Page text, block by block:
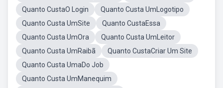
Quanto CustaO Login
Quanto Custa UmLogotipo
Quanto Custa UmSite
Quanto CustaEssa
Quanto Custa UmOra
Quanto Custa UmLeitor
Quanto Custa UmRaibã
Quanto CustaCriar Um Site
Quanto Custa UmaDo Job
Quanto Custa UmManequim